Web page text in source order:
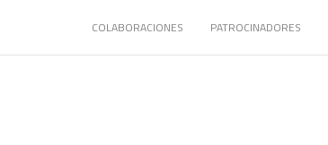
COLABORACIONES PATROCINADORES